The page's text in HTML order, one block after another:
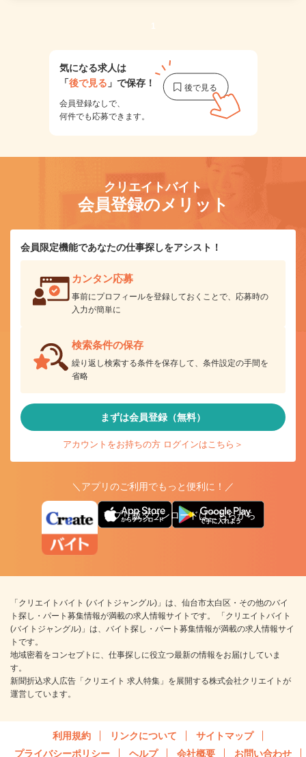
1
気になる求人は
「後で見る 」で保存！
会員登録なしで、
何件でも応募できます。
クリエイトバイト
会員登録のメリット
会員限定機能であなたの仕事探しをアシスト！
カンタン応募
事前にプロフィールを登録しておくことで、応募時の
入力が簡単に
検索条件の保存
繰り返し検索する条件を保存して、条件設定の手間を
省略
まずは会員登録（無料）
アカウントをお持ちの方 ログインはこちら＞
＼アプリのご利用でもっと便利に！／
アプリ版ダウンロードはこちらから
「クリエイトバイト (バイトジャングル)」は、仙台市太白区・その他のバイ
ト探し・パート募集情報が満載の求人情報サイトです。 「クリエイトバイト
(バイトジャングル)」は、バイト探し・パート募集情報が満載の求人情報サイ
トです。
地域密着をコンセプトに、仕事探しに役立つ最新の情報をお届けしていま
す。
新聞折込求人広告「クリエイト 求人特集」を展開する株式会社クリエイトが
運営しています。
利用規約 リンクについて
サイトマップ
プライバシーポリシー
ヘルプ 会社概要 お問い合わせ